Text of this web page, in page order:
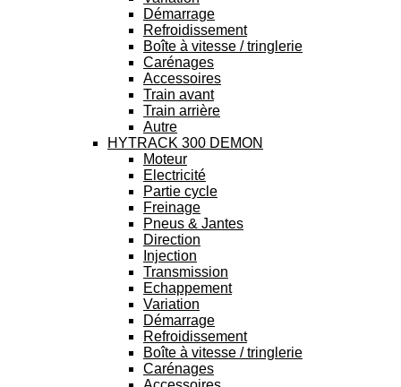
Démarrage
Refroidissement
Boîte à vitesse / tringlerie
Carénages
Accessoires
Train avant
Train arrière
Autre
HYTRACK 300 DEMON
Moteur
Electricité
Partie cycle
Freinage
Pneus & Jantes
Direction
Injection
Transmission
Echappement
Variation
Démarrage
Refroidissement
Boîte à vitesse / tringlerie
Carénages